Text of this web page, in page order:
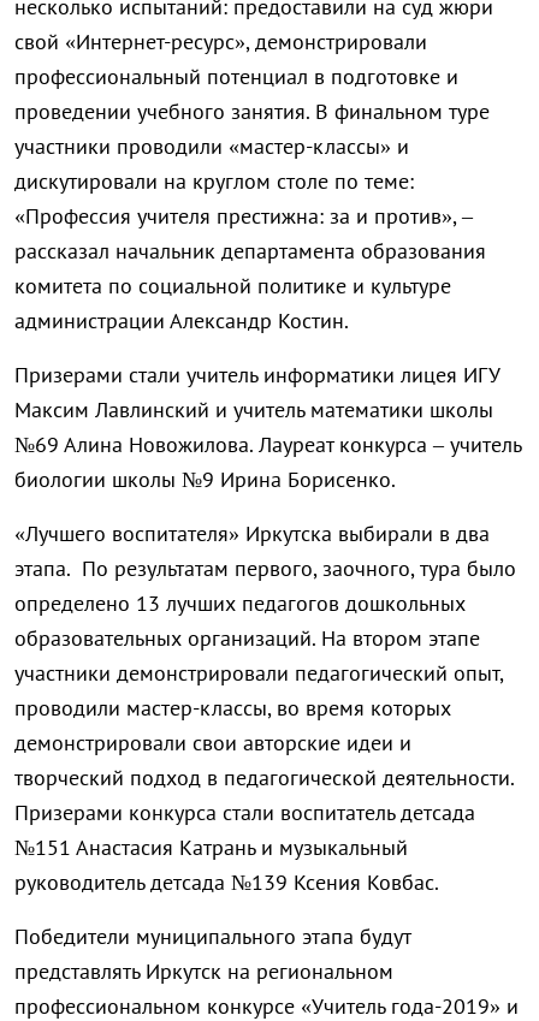
несколько испытаний: предоставили на суд жюри
свой «Интернет-ресурс», демонстрировали
профессиональный потенциал в подготовке и
проведении учебного занятия. В финальном туре
участники проводили «мастер-классы» и
дискутировали на круглом столе по теме:
«Профессия учителя престижна: за и против», –
рассказал начальник департамента образования
комитета по социальной политике и культуре
администрации Александр Костин.
Призерами стали учитель информатики лицея ИГУ
Максим Лавлинский и учитель математики школы
№69 Алина Новожилова. Лауреат конкурса – учитель
биологии школы №9 Ирина Борисенко.
«Лучшего воспитателя» Иркутска выбирали в два
этапа. По результатам первого, заочного, тура было
определено 13 лучших педагогов дошкольных
образовательных организаций. На втором этапе
участники демонстрировали педагогический опыт,
проводили мастер-классы, во время которых
демонстрировали свои авторские идеи и
творческий подход в педагогической деятельности.
Призерами конкурса стали воспитатель детсада
№151 Анастасия Катрань и музыкальный
руководитель детсада №139 Ксения Ковбас.
Победители муниципального этапа будут
представлять Иркутск на региональном
профессиональном конкурсе «Учитель года-2019» и